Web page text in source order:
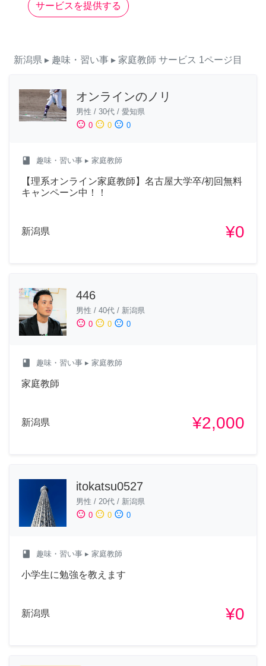
サービスを提供する
新潟県 ▸ 趣味・習い事 ▸ 家庭教師 サービス 1ページ目
オンラインのノリ
男性 / 30代 / 愛知県
sentiment_satisfied 0 sentiment_neutral 0 sentiment_dissatisfied 0
class 趣味・習い事 ▸ 家庭教師
【理系オンライン家庭教師】名古屋大学卒/初回無料
キャンペーン中！！
新潟県 ¥0
446
男性 / 40代 / 新潟県
sentiment_satisfied 0 sentiment_neutral 0 sentiment_dissatisfied 0
class 趣味・習い事 ▸ 家庭教師
家庭教師
新潟県 ¥2,000
itokatsu0527
男性 / 20代 / 新潟県
sentiment_satisfied 0 sentiment_neutral 0 sentiment_dissatisfied 0
class 趣味・習い事 ▸ 家庭教師
小学生に勉強を教えます
新潟県 ¥0